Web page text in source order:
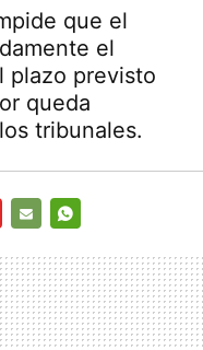
que el
el
plazo previsto
queda
tribunales.
MAIL